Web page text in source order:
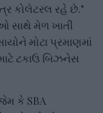
કોલેટરલ રહે છે."
સાથે મેળ ખાતી
મોટા પ્રમાણમાં
ટકાઉ બિઝનેસ
કે SBA